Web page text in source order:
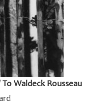
Waldeck Rousseau